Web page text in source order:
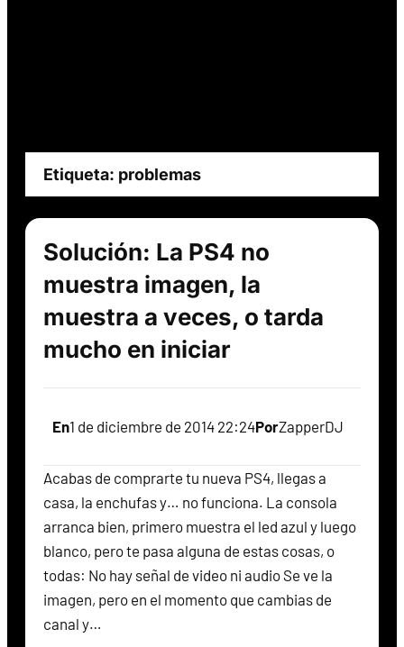
Etiqueta: problemas
Solución: La PS4 no
muestra imagen, la
muestra a veces, o tarda
mucho en iniciar
En1 de diciembre de 2014 22:24PorZapperDJ
Acabas de comprarte tu nueva PS4, llegas a
casa, la enchufas y… no funciona. La consola
arranca bien, primero muestra el led azul y luego
blanco, pero te pasa alguna de estas cosas, o
todas: No hay señal de video ni audio Se ve la
imagen, pero en el momento que cambias de
canal y…